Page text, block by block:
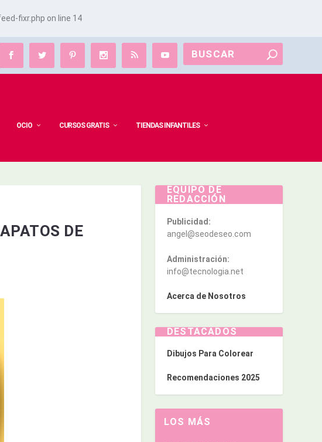
fixr.php on line 14
OCIO CURSOS GRATIS TIENDAS INFANTILES
DE
EQUIPO DE
REDACCIÓN
Publicidad:
angel@seodeseo.com
Administración:
info@tecnologia.net
Acerca de Nosotros
DESTACADOS
Dibujos Para Colorear
Recomendaciones 2025
LOS MÁS